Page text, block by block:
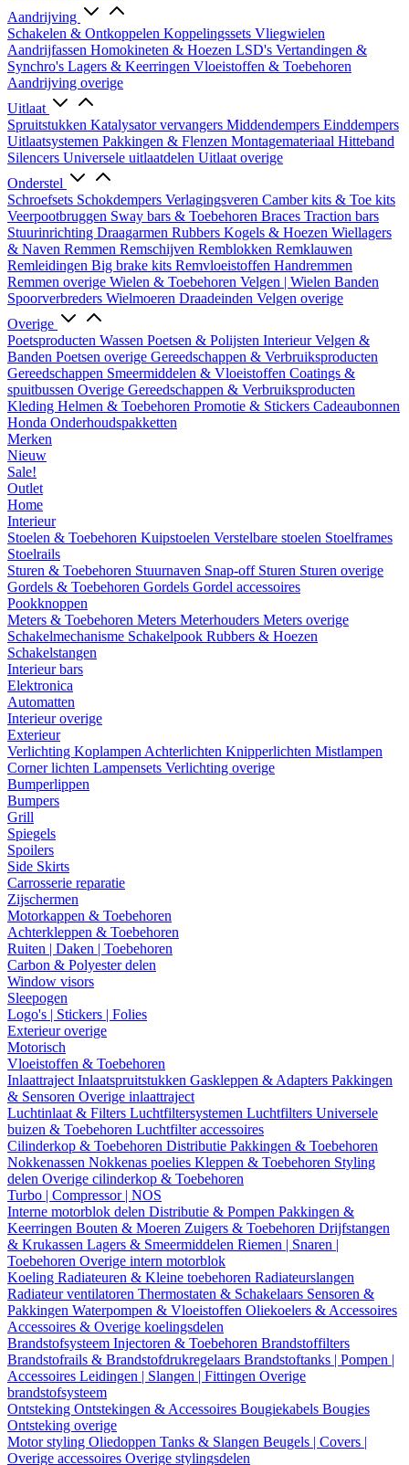
Aandrijving
Schakelen & Ontkoppelen Koppelingssets Vliegwielen
Aandrijfassen Homokineten & Hoezen LSD's Vertandingen &
Synchro's Lagers & Keerringen Vloeistoffen & Toebehoren
Aandrijving overige
Uitlaat
Spruitstukken Katalysator vervangers Middendempers Einddempers
Uitlaatsystemen Pakkingen & Flenzen Montagemateriaal Hitteband
Silencers Universele uitlaatdelen Uitlaat overige
Onderstel
Schroefsets Schokdempers Verlagingsveren Camber kits & Toe kits
Veerpootbruggen Sway bars & Toebehoren Braces Traction bars
Stuurinrichting Draagarmen Rubbers Kogels & Hoezen Wiellagers
& Naven Remmen Remschijven Remblokken Remklauwen
Remleidingen Big brake kits Remvloeistoffen Handremmen
Remmen overige Wielen & Toebehoren Velgen | Wielen Banden
Spoorverbreders Wielmoeren Draadeinden Velgen overige
Overige
Poetsproducten Wassen Poetsen & Polijsten InterieurVelgen &
Banden Poetsen overige Gereedschappen & Verbruiksproducten
Gereedschappen Smeermiddelen & Vloeistoffen Coatings &
spuitbussen Overige Gereedschappen & Verbruiksproducten
Kleding Helmen & Toebehoren Promotie & Stickers Cadeaubonnen
Honda Onderhoudspakketten
Merken
Nieuw
Sale!
Outlet
Home
Interieur
Stoelen & Toebehoren Kuipstoelen Verstelbare stoelen Stoelframes
Stoelrails
Sturen & Toebehoren Stuurnaven Snap-off Sturen Sturen overige
Gordels & Toebehoren Gordels Gordel accessoires
Pookknoppen
Meters & Toebehoren Meters Meterhouders Meters overige
Schakelmechanisme Schakelpook Rubbers & Hoezen
Schakelstangen
Interieur bars
Elektronica
Automatten
Interieur overige
Exterieur
Verlichting Koplampen Achterlichten Knipperlichten Mistlampen
Corner lichten Lampensets Verlichting overige
Bumperlippen
Bumpers
Grill
Spiegels
Spoilers
Side Skirts
Carrosserie reparatie
Zijschermen
Motorkappen & Toebehoren
Achterkleppen & Toebehoren
Ruiten | Daken | Toebehoren
Carbon & Polyester delen
Window visors
Sleepogen
Logo's | Stickers | Folies
Exterieur overige
Motorisch
Vloeistoffen & Toebehoren
Inlaattraject Inlaatspruitstukken Gaskleppen & Adapters Pakkingen
& Sensoren Overige inlaattraject
Luchtinlaat & Filters Luchtfiltersystemen Luchtfilters Universele
buizen & Toebehoren Luchtfilter accessoires
Cilinderkop & Toebehoren Distributie Pakkingen & Toebehoren
Nokkenassen Nokkenas poelies Kleppen & Toebehoren Styling
delen Overige cilinderkop & Toebehoren
Turbo | Compressor | NOS
Interne motorblok delen Distributie & Pompen Pakkingen &
Keerringen Bouten & Moeren Zuigers & Toebehoren Drijfstangen
& Krukassen Lagers & Smeermiddelen Riemen | Snaren |
Toebehoren Overige intern motorblok
Koeling Radiateuren & Kleine toebehoren Radiateurslangen
Radiateur ventilatoren Thermostaten & Schakelaars Sensoren &
Pakkingen Waterpompen & Vloeistoffen Oliekoelers & Accessoires
Accessoires & Overige koelingsdelen
Brandstofsysteem Injectoren & Toebehoren Brandstoffilters
Brandstofrails & Brandstofdrukregelaars Brandstoftanks | Pompen |
Accessoires Leidingen | Slangen | Fittingen Overige
brandstofsysteem
Ontsteking Ontstekingen & Accessoires Bougiekabels Bougies
Ontsteking overige
Motor styling Oliedoppen Tanks & Slangen Beugels | Covers |
Overige accessoires Overige stylingsdelen